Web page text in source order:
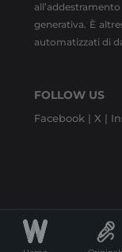
generativa. È
automatizzati di
FOLLOW US
Facebook | X |